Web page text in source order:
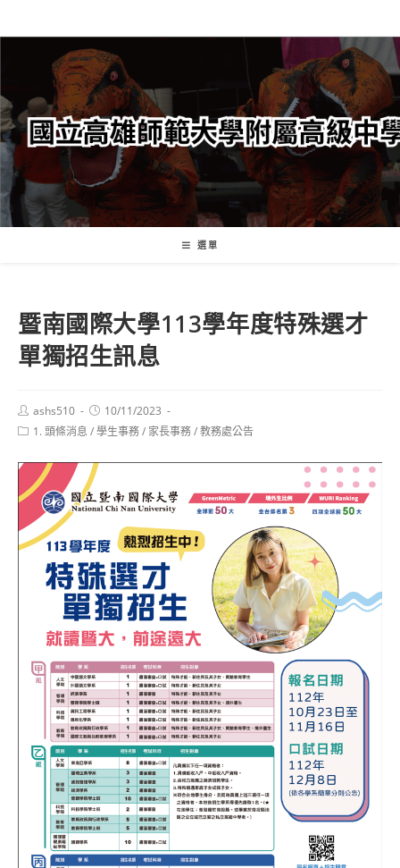
轉
要
內
容
選單
暨南國際大學113學年度特殊選才
單獨招生訊息
Post
author:
ashs510
Post
published:
10/11/2023
Post1. 頭條消息 /學生事務/ 家長事務/教務處公告